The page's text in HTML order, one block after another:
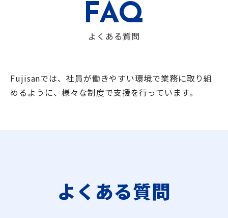
FAQ
よくある質問
Fujisanでは、社員が働きやすい環境で業務に取り組
めるように、様々な制度で支援を行っています。
よくある質問